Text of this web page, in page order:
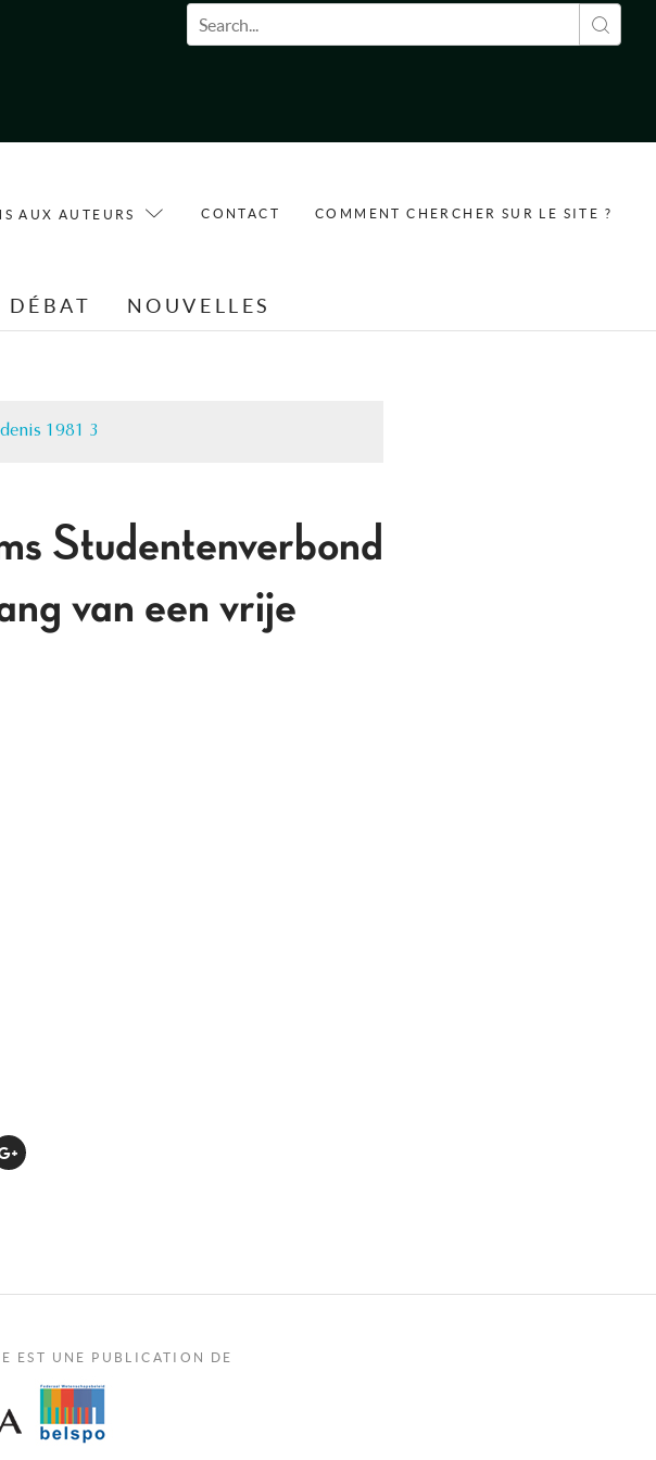
Formulaire de recherche
AUX AUTEURS CONTACT COMMENT CHERCHER SUR LE SITE ?
DÉBAT NOUVELLES
1981 3
Studentenverbond
van een vrije
EST UNE PUBLICATION DE